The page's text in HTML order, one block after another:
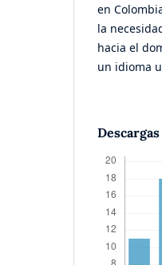
en
la
hacia el
un idioma
Descargas